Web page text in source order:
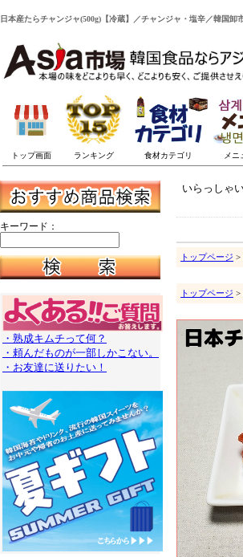
日本産たらチャンジャ(500g)【冷蔵】／チャンジャ・塩辛／韓国卸
キーワード：
・熟成キムチって何？
・頼んだものが一部しかこない。
・お友達に送りたい！
いらっしゃ
トップページ >
トップページ >